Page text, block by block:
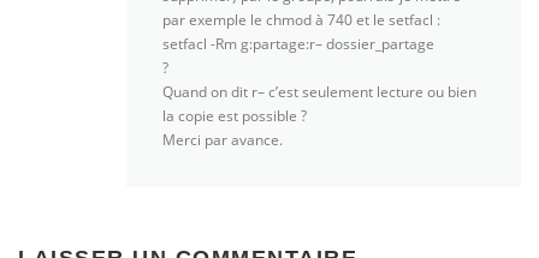
par exemple le chmod à 740 et le setfacl :
setfacl -Rm g:partage:r– dossier_partage
?
Quand on dit r– c’est seulement lecture ou bien
la copie est possible ?
Merci par avance.